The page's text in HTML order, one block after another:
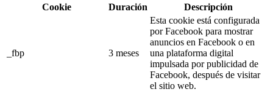
Cookie
Duración Descripción
_fbp 3 meses
Esta cookie está configurada
por Facebook para mostrar
anuncios en Facebook o en
una plataforma digital
impulsada por publicidad de
Facebook, después de visitar
el sitio web.